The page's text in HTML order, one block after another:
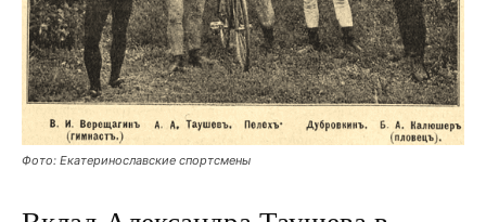
Фото: Екатеринославские спортсмены